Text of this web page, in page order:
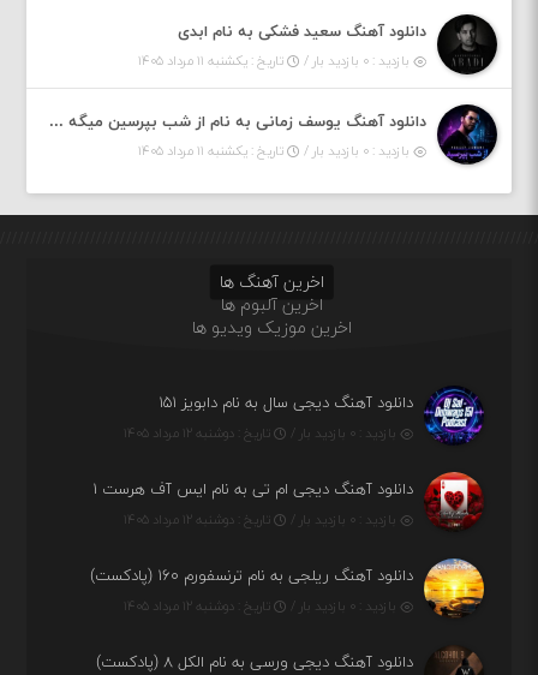
دانلود آهنگ سعید فشکی به نام ابدی
بازدید : ۰ بازدید بار / تاریخ : یکشنبه ۱۱ مرداد ۱۴۰۵
دانلود آهنگ یوسف زمانی به نام از شب بپرسین میگه چه روزگاری دارم
بازدید : ۰ بازدید بار / تاریخ : یکشنبه ۱۱ مرداد ۱۴۰۵
اخرین آهنگ ها
اخرین آلبوم ها
اخرین موزیک ویدیو ها
دانلود آهنگ دیجی سال به نام دابویز ۱۵۱
بازدید : ۰ بازدید بار / تاریخ : دوشنبه ۱۲ مرداد ۱۴۰۵
دانلود آهنگ دیجی ام تی به نام ایس آف هرست ۱
بازدید : ۰ بازدید بار / تاریخ : دوشنبه ۱۲ مرداد ۱۴۰۵
دانلود آهنگ ریلجی به نام ترنسفورم ۱۶۰ (پادکست)
بازدید : ۰ بازدید بار / تاریخ : دوشنبه ۱۲ مرداد ۱۴۰۵
دانلود آهنگ دیجی ورسی به نام الکل ۸ (پادکست)